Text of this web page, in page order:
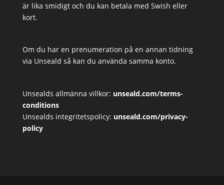
är lika smidigt och du kan betala med Swish eller
kort.
Om du har en prenumeration på en annan tidning
via Unseald så kan du använda samma konto.
Unsealds allmänna villkor: unseald.com/terms-
conditions
Unsealds integritetspolicy: unseald.com/privacy-
policy